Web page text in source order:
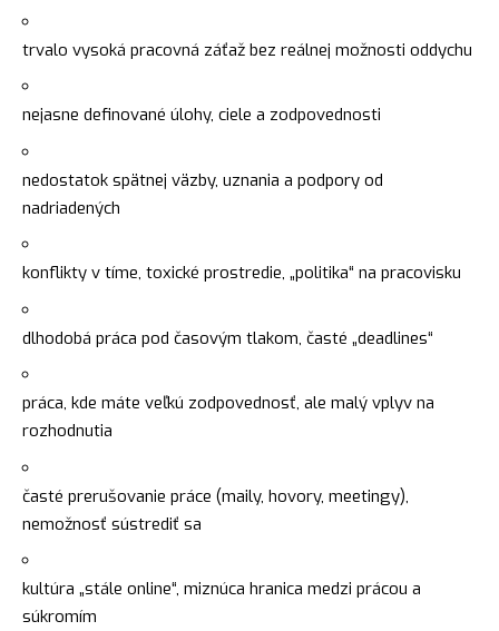
trvalo vysoká pracovná záťaž bez reálnej možnosti oddychu
nejasne definované úlohy, ciele a zodpovednosti
nedostatok spätnej väzby, uznania a podpory od
nadriadených
konflikty v tíme, toxické prostredie, „politika“ na pracovisku
dlhodobá práca pod časovým tlakom, časté „deadlines“
práca, kde máte veľkú zodpovednosť, ale malý vplyv na
rozhodnutia
časté prerušovanie práce (maily, hovory, meetingy),
nemožnosť sústrediť sa
kultúra „stále online“, miznúca hranica medzi prácou a
súkromím